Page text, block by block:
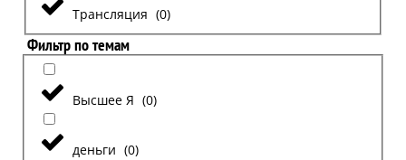
Трансляция (0)
Фильтр по темам
Высшее Я (0)
деньги (0)